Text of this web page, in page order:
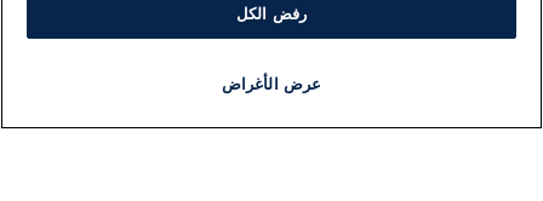
رفض الكل
عرض الأغراض